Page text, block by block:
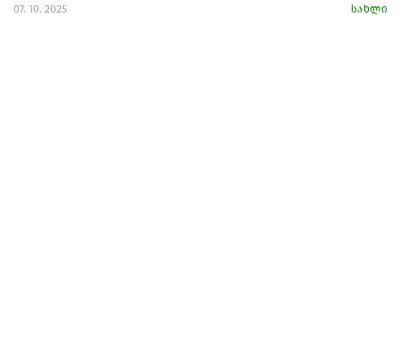
07. 10. 2025 სახლი